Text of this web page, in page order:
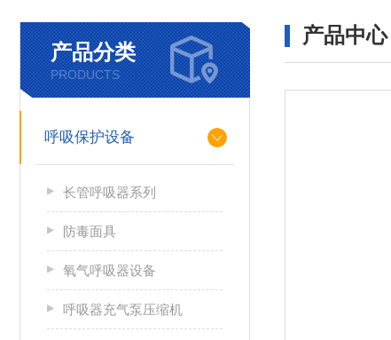
产品分类
PRODUCTS
呼吸保护设备
长管呼吸器系列
防毒面具
氧气呼吸器设备
呼吸器充气泵压缩机
产品中心